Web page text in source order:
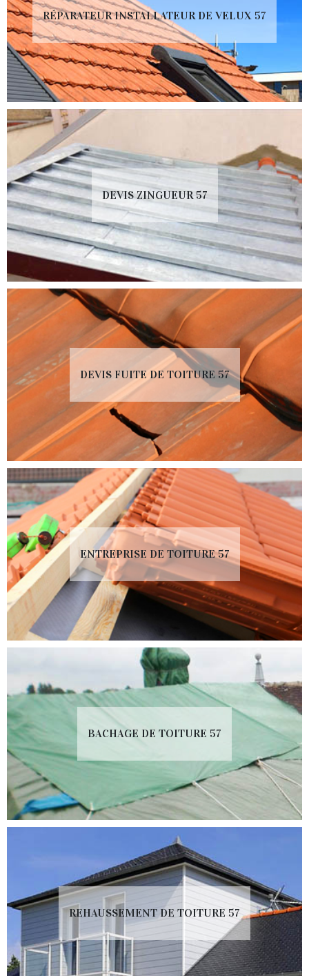
RÉPARATEUR INSTALLATEUR DE VELUX 57
DEVIS ZINGUEUR 57
DEVIS FUITE DE TOITURE 57
ENTREPRISE DE TOITURE 57
BACHAGE DE TOITURE 57
REHAUSSEMENT DE TOITURE 57